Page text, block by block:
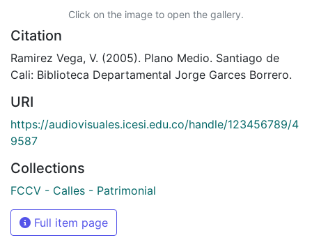
Click on the image to open the gallery.
Citation
Ramirez Vega, V. (2005). Plano Medio. Santiago de
Cali: Biblioteca Departamental Jorge Garces Borrero.
URI
https://audiovisuales.icesi.edu.co/handle/123456789/4
9587
Collections
FCCV - Calles - Patrimonial
Full item page